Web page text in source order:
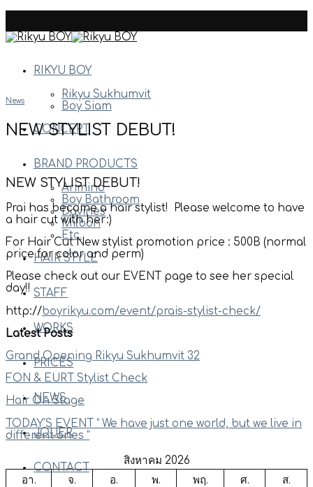
content
RIKYU BOY
Rikyu Sukhumvit
Boy Siam
CONCEPT
BRAND PRODUCTS
Arimino
Boy Bathroom
Davines
Milbon
Etc.
HAIR STYLE
STAFF
WORKS
PRICES
NEWS
JOUER
CONTACT
News
NEW STYLIST DEBUT!
NEW STYLIST DEBUT!
Prai has become a hair stylist! Please welcome to have
a hair cut with her:)
For Hair Cut New stylist promotion price : 500B (normal
price for color and perm)
Please check out our EVENT page to see her special
day!!
http://boyrikyu.com/event/prais-stylist-check/
Latest Posts
Grand Opening Rikyu Sukhumvit 32
FON & EURT Stylist Check
Hair On Stage
TODAY’S EVENT ” We have just one world, but we live in
different ones “
สิงหาคม 2026
อา.
จ. อ. พ. พฤ. ศ.
ส.